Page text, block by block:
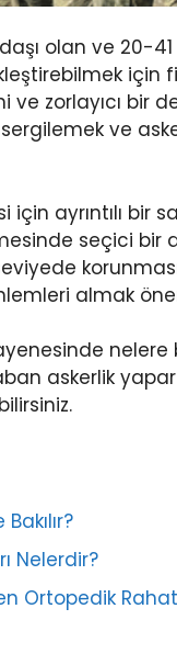
olan ve 20-
için
ve zorlayıcı bir
ve
ayrıntılı bir
seçici bir
almak
askerlik yapar
Nelerdir?
Ortopedik